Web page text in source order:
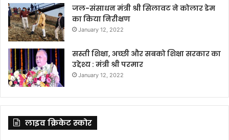
जल-संसाधन मंत्री श्री सिलावट ने कोलार डेम
का किया निरीक्षण
January 12, 2022
सस्ती शिक्षा, अच्छी और सबको शिक्षा सरकार का
उद्देश्य : मंत्री श्री परमार
January 12, 2022
लाइव क्रिकेट स्कोर